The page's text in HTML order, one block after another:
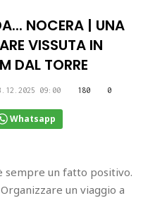
NOCERA | UNA
VISSUTA IN
DAL TORRE
09:00 180 0
Whatsapp
sempre un fatto positivo.
un viaggio a